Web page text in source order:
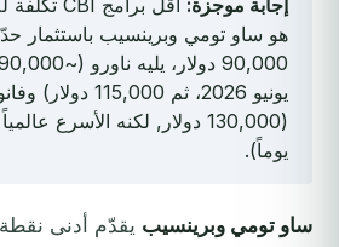
إجابة موجزة:
هو ساو تومي وبرينسيب باستثمار
يوماً).
ساو تومي وبرينسيب يقدّم أدنى